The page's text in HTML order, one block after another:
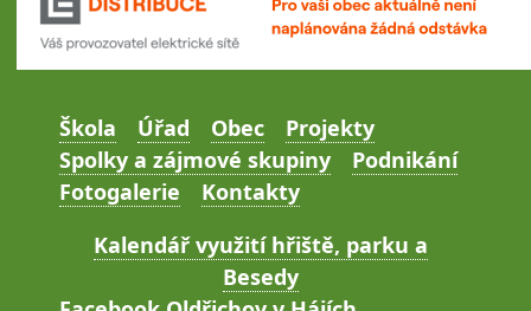
Škola Úřad Obec
Projekty
Spolky a zájmové skupiny
Podnikání
Fotogalerie
Kontakty
Kalendář využití hřiště, parku a
Besedy